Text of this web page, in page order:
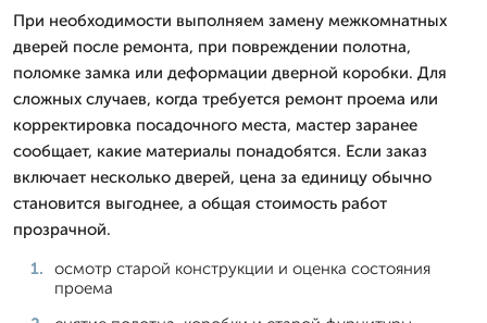
При необходимости выполняем замену межкомнатных
дверей после ремонта, при повреждении полотна,
поломке замка или деформации дверной коробки. Для
сложных случаев, когда требуется ремонт проема или
корректировка посадочного места, мастер заранее
сообщает, какие материалы понадобятся. Если заказ
включает несколько дверей, цена за единицу обычно
становится выгоднее, а общая стоимость работ
прозрачной.
осмотр старой конструкции и оценка состояния
проема